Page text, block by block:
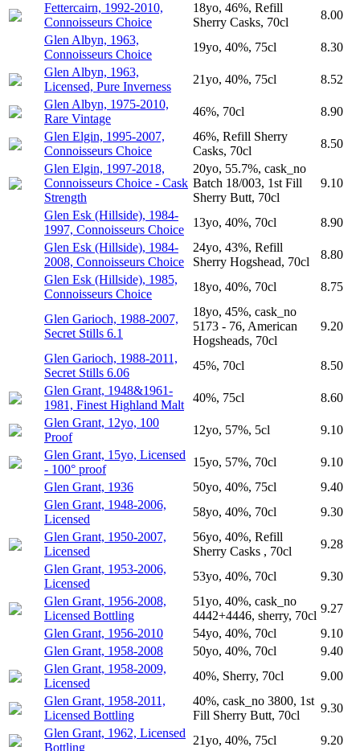
Fettercairn, 1992-2010,
Connoisseurs Choice
18yo, 46%, Refill
Sherry Casks, 70cl
8.00
Glen Albyn, 1963,
Connoisseurs Choice
19yo, 40%, 75cl
8.30
Glen Albyn, 1963,
Licensed, Pure Inverness
21yo, 40%, 75cl
8.52
Glen Albyn, 1975-2010,
Rare Vintage
46%, 70cl
8.90
Glen Elgin, 1995-2007,
Connoisseurs Choice
46%, Refill Sherry
Casks, 70cl
8.50
Glen Elgin, 1997-2018,
Connoisseurs Choice - Cask
Strength
20yo, 55.7%, cask_no
Batch 18/003, 1st Fill
Sherry Butt, 70cl
9.10
Glen Esk (Hillside), 1984-
1997, Connoisseurs Choice
13yo, 40%, 70cl
8.90
Glen Esk (Hillside), 1984-
2008, Connoisseurs Choice
24yo, 43%, Refill
Sherry Hogshead, 70cl
8.80
Glen Esk (Hillside), 1985,
Connoisseurs Choice
18yo, 40%, 70cl 8.75
Glen Garioch, 1988-2007,
Secret Stills 6.1
18yo, 45%, cask_no
5173 - 76, American
Hogsheads, 70cl
9.20
Glen Garioch, 1988-2011,
Secret Stills 6.06
45%, 70cl
8.50
Glen Grant, 1948&1961-
1981, Finest Highland Malt
40%, 75cl
8.60
Glen Grant, 12yo, 100
Proof
12yo, 57%, 5cl
9.10
Glen Grant, 15yo, Licensed
- 100° proof
15yo, 57%, 70cl
9.10
Glen Grant, 1936
50yo, 40%, 75cl
9.40
Glen Grant, 1948-2006,
Licensed
58yo, 40%, 70cl
9.30
Glen Grant, 1950-2007,
Licensed
56yo, 40%, Refill
Sherry Casks , 70cl
9.28
Glen Grant, 1953-2006,
Licensed
53yo, 40%, 70cl
9.30
Glen Grant, 1956-2008,
Licensed Bottling
51yo, 40%, cask_no
4442+4446, sherry, 70cl
9.27
Glen Grant, 1956-2010
54yo, 40%, 70cl
9.10
Glen Grant, 1958-2008
50yo, 40%, 70cl
9.40
Glen Grant, 1958-2009,
Licensed
40%, Sherry, 70cl
9.00
Glen Grant, 1958-2011,
Licensed Bottling
40%, cask_no 3800, 1st
Fill Sherry Butt, 70cl
9.30
Glen Grant, 1962, Licensed
Bottling
21yo, 40%, 75cl
9.20